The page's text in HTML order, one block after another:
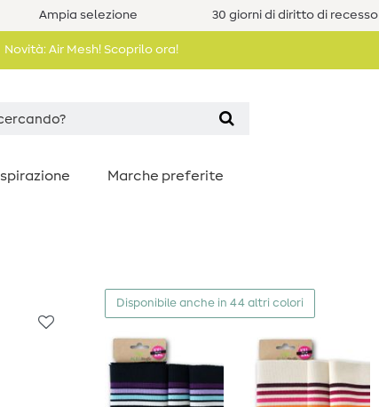
Ampia selezione 30 giorni di diritto di recesso
Novità: Air Mesh! Scoprilo ora!
Ispirazione Marche preferite
Disponibile anche in 44 altri colori